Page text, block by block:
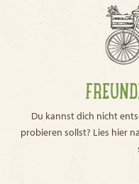
Du kannst dich nicht
probieren sollst? Lies hier